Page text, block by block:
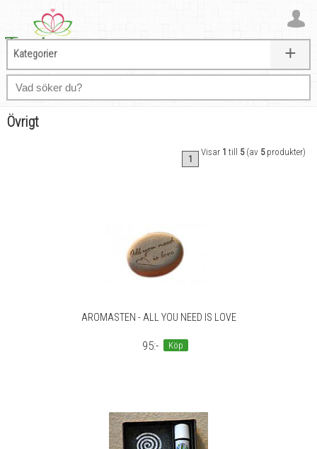
+
Kategorier
Övrigt
Visar 1 till 5(av 5produkter)
1
AROMASTEN - ALL YOU NEED IS LOVE
95:- Köp